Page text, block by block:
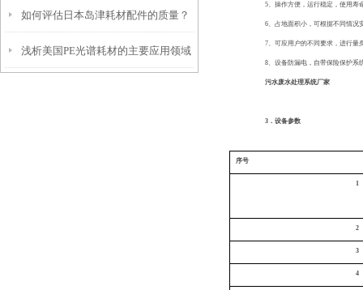
如何评估日本岛津耗材配件的质量？
有哪些关键指标？
浅析美国PE光谱耗材的主要应用领域
5、操作方便，运行稳定，使用寿
6、占地面积小，可根据不同情况
7、可应用户的不同要求，进行量
8、设备防漏电，自带保险保护系
污水废水处理系统厂家
3 ． 设备参数
序号
1
2
3
4